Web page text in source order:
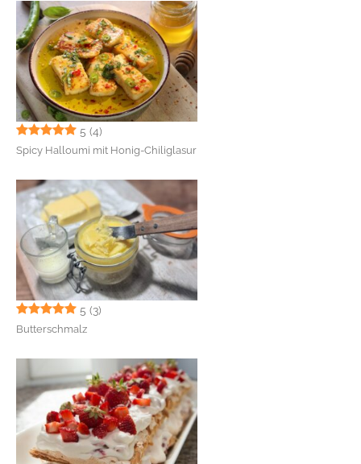
5 (4)
Spicy Halloumi mit Honig-Chiliglasur
5 (3)
Butterschmalz